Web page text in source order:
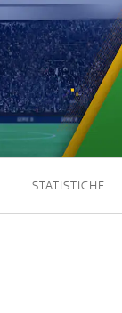
STATISTICHE